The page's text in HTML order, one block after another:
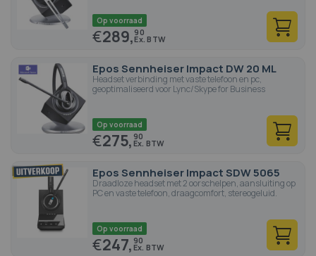
Op voorraad
€289,90
Epos Sennheiser Impact DW 20 ML
Headset verbinding met vaste telefoon en pc,
geoptimaliseerd voor Lync/Skype for Business
Op voorraad
€275, 90
Epos Sennheiser Impact SDW 5065
Draadloze headset met 2 oorschelpen, aansluiting op
PC en vaste telefoon, draagcomfort, stereogeluid.
Op voorraad
€247, 90